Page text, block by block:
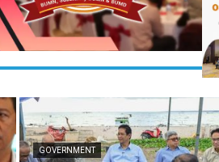
GOVERNMENT